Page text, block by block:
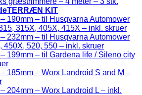
TERRÆN KIT
190mm – til Husqvarna Automower
315X, 405X, 415X – inkl. skruer
232mm – til Husqvarna Automower
450X, 520, 550 – inkl. skruer
199mm – til Gardena life / Sileno city
185mm – Worx Landroid S and M –
204mm – Worx Landroid L – inkl.